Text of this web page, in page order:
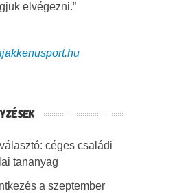
elvégezni.”
céges családi
tananyag
a szeptember